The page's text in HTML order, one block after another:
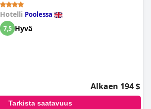
Hotelli Poolessa
7,5 Hyvä
Alkaen 194 $
Tarkista saatavuus